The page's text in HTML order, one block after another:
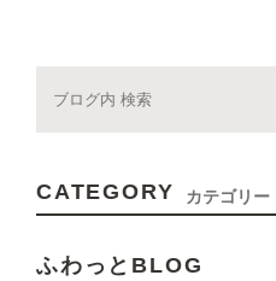
CATEGORY カテゴリー
ふわっとBLOG